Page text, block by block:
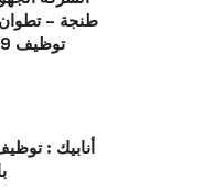
طنجة –